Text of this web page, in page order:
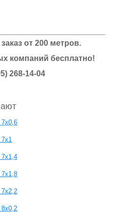
от 200 метров.
компаний бесплатно!
268-14-04
7х0,6
7х1
7х1,4
7х1,8
7х2,2
8х0,2